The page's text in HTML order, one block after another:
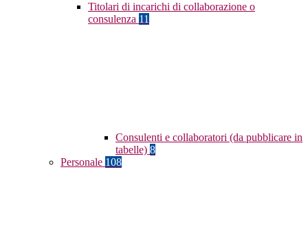
Titolari di incarichi di collaborazione o
consulenza 11
Consulenti e collaboratori (da pubblicare in
tabelle) 8
Personale 108